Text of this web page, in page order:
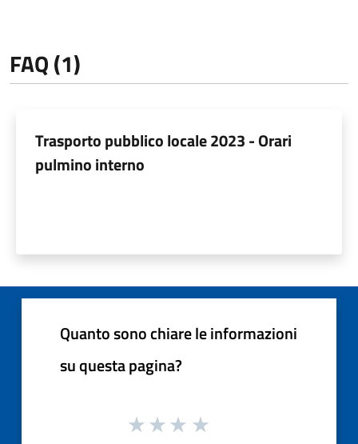
FAQ (1)
Trasporto pubblico locale 2023 - Orari
pulmino interno
Quanto sono chiare le informazioni
su questa pagina?